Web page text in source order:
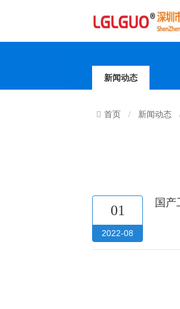
新闻动态
首页 新闻动态
01
2022-08
国产